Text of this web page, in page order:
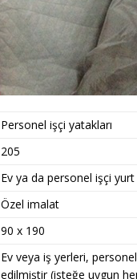
Personel işçi yatakları
205
Ev ya da personel işçi yurt
Özel imalat
90 x 190
Ev veya iş yerleri,
edilmiştir (isteğe uygun